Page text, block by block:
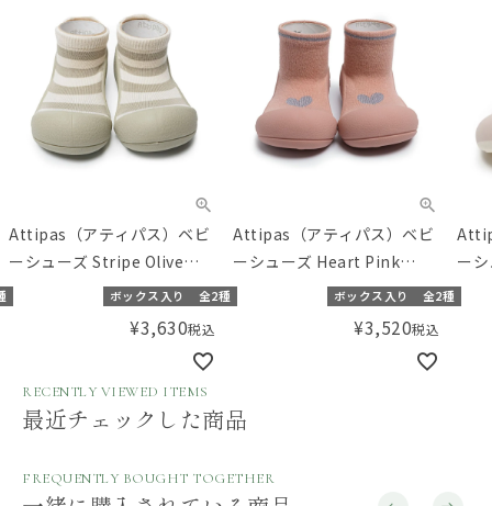
Attipas（アティパス）ベビ
ーシューズ Stripe Olive
（11.5/12.5cm）ボックス入り 全2種
¥3,630税込
Attipas（アティパス）ベビ
ーシューズ Heart Pink
（11.5/12.5cm）ボックス入り 全2種
¥3,520税込
ー
RECENTLY VIEWED ITEMS
最近チェックした商品
FREQUENTLY BOUGHT TOGETHER